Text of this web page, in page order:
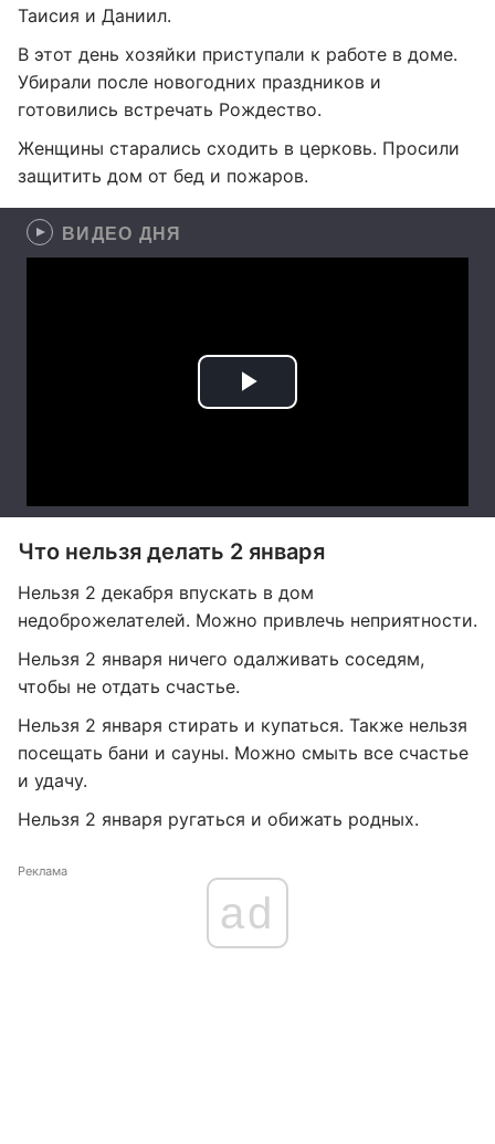
Таисия и Даниил.
В этот день хозяйки приступали к работе в доме.
Убирали после новогодних праздников и
готовились встречать Рождество.
Женщины старались сходить в церковь. Просили
защитить дом от бед и пожаров.
ВИДЕО ДНЯ
Что нельзя делать 2 января
Нельзя 2 декабря впускать в дом
недоброжелателей. Можно привлечь неприятности.
Нельзя 2 января ничего одалживать соседям,
чтобы не отдать счастье.
Нельзя 2 января стирать и купаться. Также нельзя
посещать бани и сауны. Можно смыть все счастье
и удачу.
Нельзя 2 января ругаться и обижать родных.
Реклама
ad